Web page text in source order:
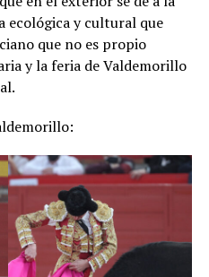
ecológica y cultural que
que no es propio
y la feria de Valdemorillo